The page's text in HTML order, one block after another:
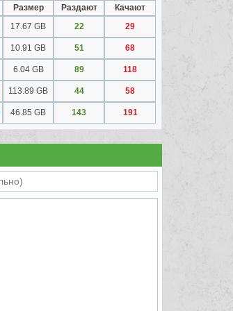
Размер Раздают
Качают
17.67 GB 22 29
10.91 GB 51 68
6.04 GB 89 118
113.89 GB 44 58
46.85 GB 143 191